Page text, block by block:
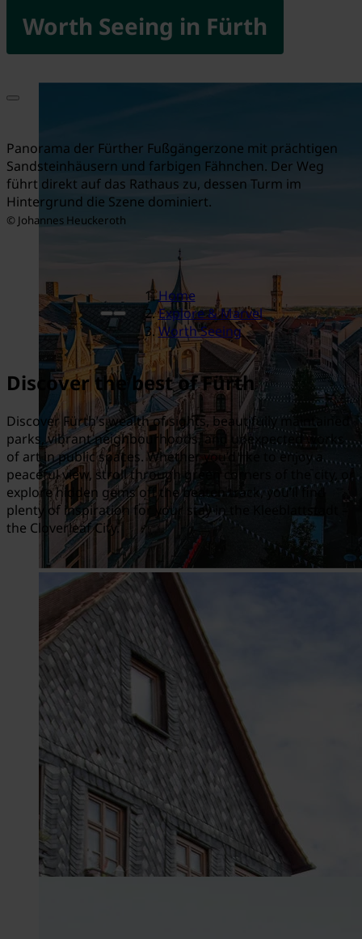
Worth Seeing in Fürth
Panorama der Fürther Fußgängerzone mit prächtigen
Sandsteinhäusern und farbigen Fähnchen. Der Weg
führt direkt auf das Rathaus zu, dessen Turm im
Hintergrund die Szene dominiert.
© Johannes Heuckeroth
Home
Explore & Marvel
Worth Seeing
Discover the best of Fürth
Discover Fürth’s wealth of sights, beautifully maintained
parks, vibrant neighbourhoods, and unexpected works
of art in public spaces. Whether you’d like to enjoy a
peaceful view, stroll through green corners of the city, or
explore hidden gems off the beaten track, you’ll find
plenty of inspiration for your stay in the Kleeblattstadt –
the Cloverleaf City.